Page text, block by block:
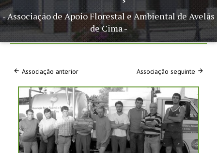
- Associação de Apoio Florestal e Ambiental de Avelãs
de Cima -
Associação anterior Associação seguinte